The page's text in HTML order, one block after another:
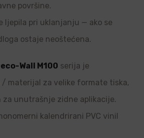
površine.
ljepila pri uklanjanju — ako se
ostaje neoštećena.
Wall M100 serija je
materijal za velike formate tiska,
za unutrašnje zidne aplikacije.
kalendrirani PVC vinil